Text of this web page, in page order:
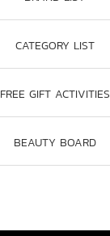
CATEGORY LIST
FREE GIFT ACTIVITIES
BEAUTY BOARD